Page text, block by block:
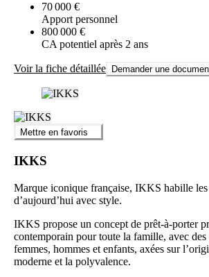
70 000 €
Apport personnel
800 000 €
CA potentiel après 2 ans
Voir la fiche détaillée Demander une
Mettre en favoris
IKKS
Marque iconique française, IKKS habille
d’aujourd’hui avec style.
IKKS propose un concept de prêt-à-porter
contemporain pour toute la famille, avec
femmes, hommes et enfants, axées sur
moderne et la polyvalence.